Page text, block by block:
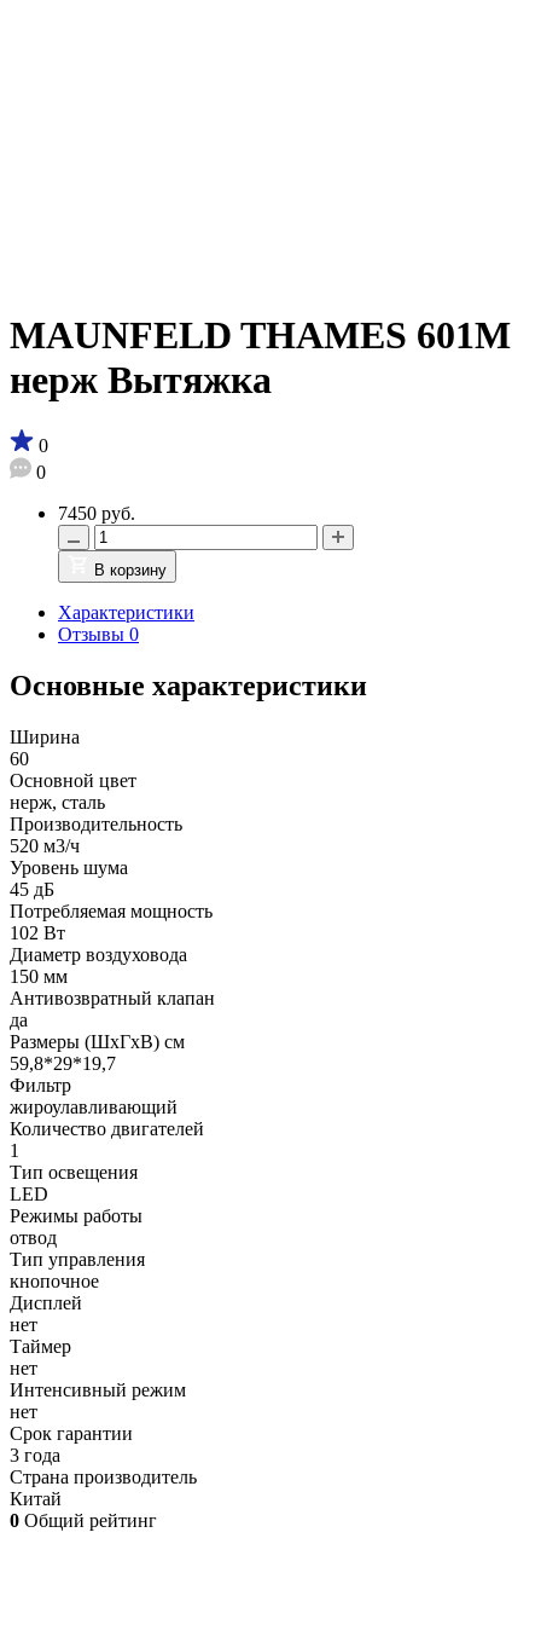
MAUNFELD THAMES 601M
нерж Вытяжка
0
0
7450 руб.
В корзину
Характеристики
Отзывы 0
Основные характеристики
Ширина
60
Основной цвет
нерж, сталь
Производительность
520 м3/ч
Уровень шума
45 дБ
Потребляемая мощность
102 Вт
Диаметр воздуховода
150 мм
Антивозвратный клапан
да
Размеры (ШхГхВ) см
59,8*29*19,7
Фильтр
жироулавливающий
Количество двигателей
1
Тип освещения
LED
Режимы работы
отвод
Тип управления
кнопочное
Дисплей
нет
Таймер
нет
Интенсивный режим
нет
Срок гарантии
3 года
Страна производитель
Китай
0 Общий рейтинг